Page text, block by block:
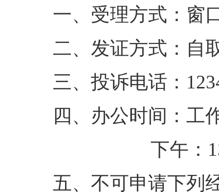
一、受理方式：窗
二、发证方式：自
三、投诉电话：
四、办公时间：工
下午：13：
五、不可申请下列